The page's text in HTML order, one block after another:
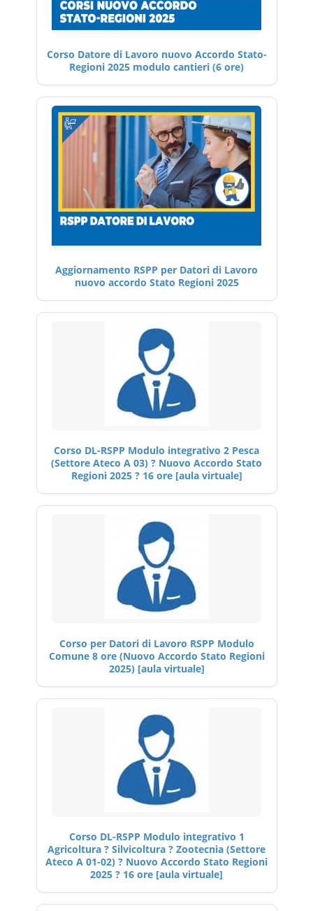
Corso Datore di Lavoro nuovo Accordo Stato-
Regioni 2025 modulo cantieri (6 ore)
Aggiornamento RSPP per Datori di Lavoro
nuovo accordo Stato Regioni 2025
Corso DL-RSPP Modulo integrativo 2 Pesca
(Settore Ateco A 03) ? Nuovo Accordo Stato
Regioni 2025 ? 16 ore [aula virtuale]
Corso per Datori di Lavoro RSPP Modulo
Comune 8 ore (Nuovo Accordo Stato Regioni
2025) [aula virtuale]
Corso DL-RSPP Modulo integrativo 1
Agricoltura ? Silvicoltura ? Zootecnia (Settore
Ateco A 01-02) ? Nuovo Accordo Stato Regioni
2025 ? 16 ore [aula virtuale]